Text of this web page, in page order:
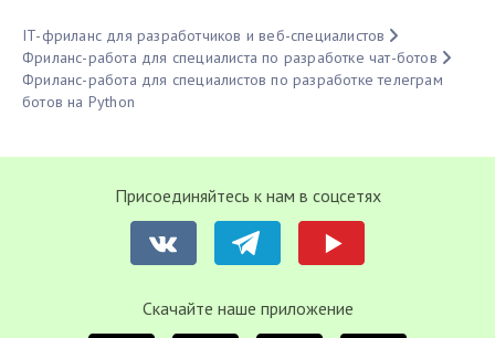
IT-фриланс для разработчиков и веб-специалистов
Фриланс-работа для специалиста по разработке чат-ботов
Фриланс-работа для специалистов по разработке телеграм
ботов на Python
Присоединяйтесь к нам в соцсетях
Cкачайте наше приложение